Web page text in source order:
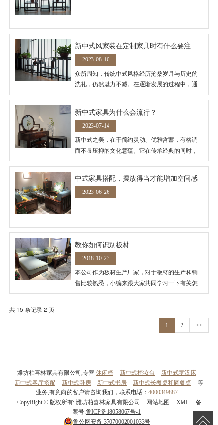
2023-08-10
众所周知，传统中式风格经历沧桑岁月与历史的
洗礼，仍然魅力不减。在逐渐发展的过程中，通
过对传统的重新解读，以明清时代的家具为主
力。 现如今的新中式风格，以符合现代人的审美
作为设计基础，将传统元素与生活需求相结合，
进行精巧的混搭，以中式元素和造型演绎出别具
一格的东方情致。 新中式风家装在定制家具时有
新中式家具为什么会流行？
2023-07-14
新中式之美，在于简约灵动、优雅含蓄，有格调
而不显压抑的文化意蕴。它在传承经典的同时，
又巧妙地融合了时代特性，在你看见它的第 一眼
中式家具搭配，摆放得当才能增加空间感
2023-06-26
教你如何识别板材
2018-10-23
本公司作为板材生产厂家，对于板材的生产和销
售比较熟悉，小编来跟大家共同学习一下有关怎
么识别板材。
共 15 条记录 2 页
1 2 >>
潍坊柏喜林家具有限公司,专营 休闲椅 新中式梳妆台
新中式罗汉床
新中式客厅搭配
新中式卧房 新中式书房 新中式长餐桌和圆餐桌
等
业务,有意向的客户请咨询我们，联系电话： 4000349887
CopyRight © 版权所有: 潍坊柏喜林家具有限公司 网站地图 XML
备
案号:鲁ICP备18058067号-1
鲁公网安备37070002001033号